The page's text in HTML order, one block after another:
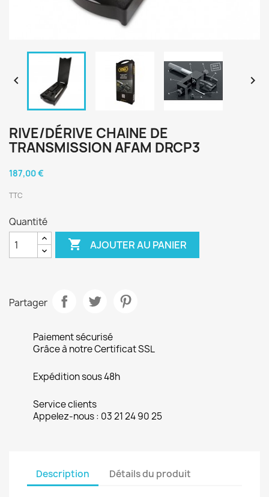
 
RIVE/DÉRIVE CHAINE DE
TRANSMISSION AFAM DRCP3
187,00 €
TTC
Quantité
 AJOUTER AU PANIER
Partager
Paiement sécurisé
Grâce à notre Certificat SSL
Expédition sous 48h
Service clients
Appelez-nous : 03 21 24 90 25
Description Détails du produit